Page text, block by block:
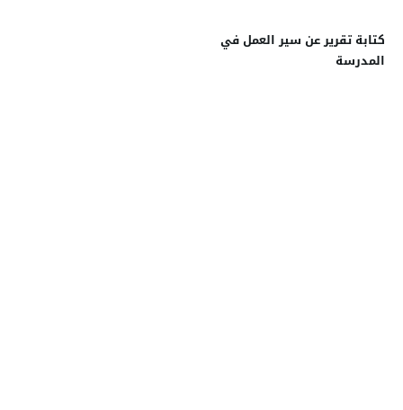
كتابة تقرير عن سير العمل في
المدرسة